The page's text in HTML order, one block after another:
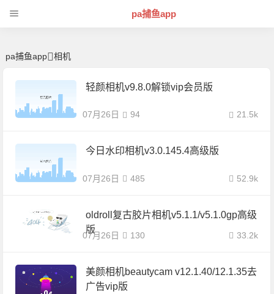
pa捕鱼app
pa捕鱼app 相机
轻颜相机v9.8.0解锁vip会员版
07月26日 21.5k
94
今日水印相机v3.0.145.4高级版
07月26日 52.9k
485
oldroll复古胶片相机v5.1.1/v5.1.0gp高级
版
07月26日 33.2k
130
美颜相机beautycam v12.1.40/12.1.35去
广告vip版